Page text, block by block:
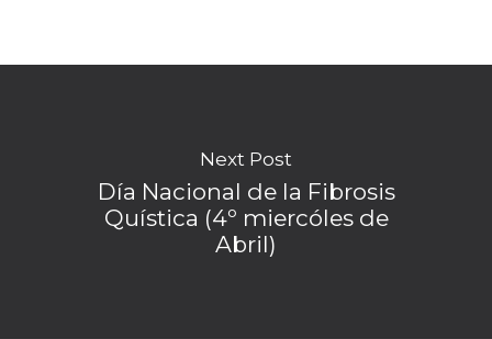
Next Post
Día Nacional de la Fibrosis
Quística (4º miercóles de
Abril)